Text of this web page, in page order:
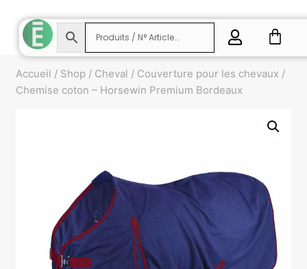
Accueil / Shop / Cheval / Couverture pour les chevaux /
Chemise coton – Horsewin Premium Bordeaux